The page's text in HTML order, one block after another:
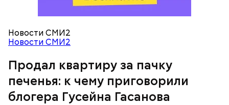
Новости СМИ2
Новости СМИ2
Продал квартиру за пачку
печенья: к чему приговорили
блогера Гусейна Гасанова
распределил между родственниками и
собственными счетами.